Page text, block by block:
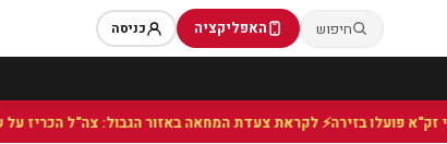
חיפוש האפליקציה כניסה
⚡ לקראת צעדת המחאה באזור הגבול: צה"ל הכריז על